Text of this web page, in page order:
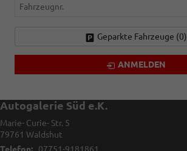
Geparkte Fahrzeuge (0)
ANMELDEN
Autogalerie Süd e.K.
Marie- Curie- Str. 5
79761 Waldshut